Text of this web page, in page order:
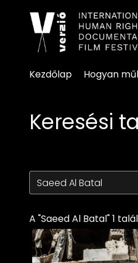
Kisegítő
Kezdőlap Hogyan
Keresési
A "Saeed Al Batal" 1